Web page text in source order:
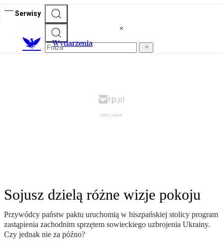
Serwisy
Wydarzenia
Sojusz dzielą różne wizje pokoju
Przywódcy państw paktu uruchomią w hiszpańskiej stolicy program
zastąpienia zachodnim sprzętem sowieckiego uzbrojenia Ukrainy.
Czy jednak nie za późno?